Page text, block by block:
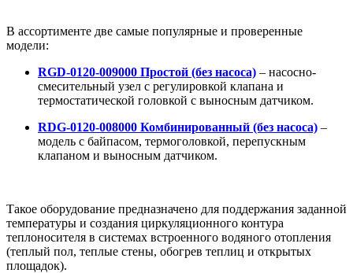
В ассортименте две самые популярные и проверенные
модели:
RGD-0120-009000 Простой (без насоса) – насосно-
смесительный узел с регулировкой клапана и
термостатической головкой с выносным датчиком.
RDG-0120-008000 Комбинированный (без насоса) –
модель с байпасом, термоголовкой, перепускным
клапаном и выносным датчиком.
Такое оборудование предназначено для поддержания заданной
температуры и создания циркуляционного контура
теплоносителя в системах встроенного водяного отопления
(теплый пол, теплые стены, обогрев теплиц и открытых
площадок).